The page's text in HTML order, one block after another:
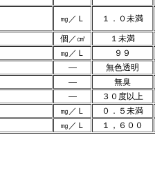
㎎／Ｌ １．０未満
個／㎤
１未満
㎎／Ｌ
９９
―
無色透明
―
無臭
―
３０度以上
㎎／Ｌ
０．５未満
㎎／Ｌ １，６００